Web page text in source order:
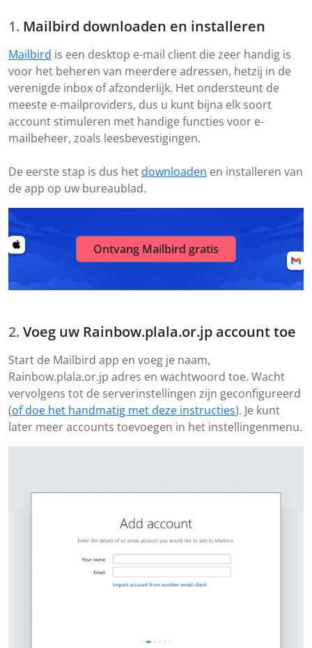
Mailbird downloaden en installeren
Mailbird is een desktop e-mail client die zeer handig is
voor het beheren van meerdere adressen, hetzij in de
verenigde inbox of afzonderlijk. Het ondersteunt de
meeste e-mailproviders, dus u kunt bijna elk soort
account stimuleren met handige functies voor e-
mailbeheer, zoals leesbevestigingen.
De eerste stap is dus het downloaden en installeren van
de app op uw bureaublad.
Ontvang Mailbird gratis
Voeg uw Rainbow.plala.or.jp account toe
Start de Mailbird app en voeg je naam,
Rainbow.plala.or.jp adres en wachtwoord toe. Wacht
vervolgens tot de serverinstellingen zijn geconfigureerd
(of doe het handmatig met deze instructies). Je kunt
later meer accounts toevoegen in het instellingenmenu.